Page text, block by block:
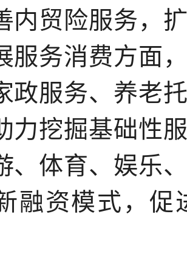
内贸险服务，
服务消费方面
政服务、养老
力挖掘基础性
、体育、娱乐
融资模式，